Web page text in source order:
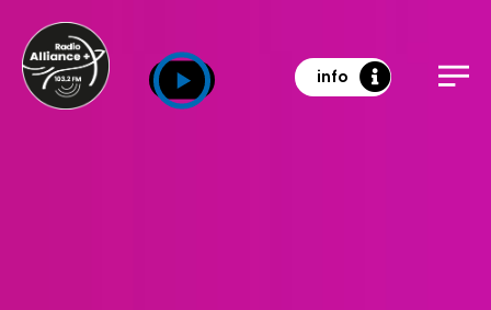
info